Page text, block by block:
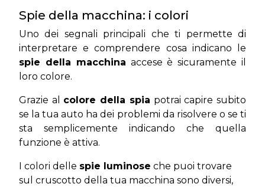
Spie della macchina: i colori
Uno dei segnali principali che ti permette di
interpretare e comprendere cosa indicano le
spie della macchina accese è sicuramente il
loro colore.
Grazie al colore della spia potrai capire subito
se la tua auto ha dei problemi da risolvere o se ti
sta semplicemente indicando che quella
funzione è attiva.
I colori delle spie luminose che puoi trovare
sul cruscotto della tua macchina sono diversi,